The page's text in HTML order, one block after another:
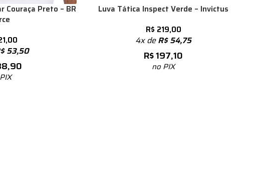
Couraça Preto – BR
53,50
Luva Tática Inspect Verde – Invictus
R$ 219,00
4x deR$54,75
R$197,10
no PIX